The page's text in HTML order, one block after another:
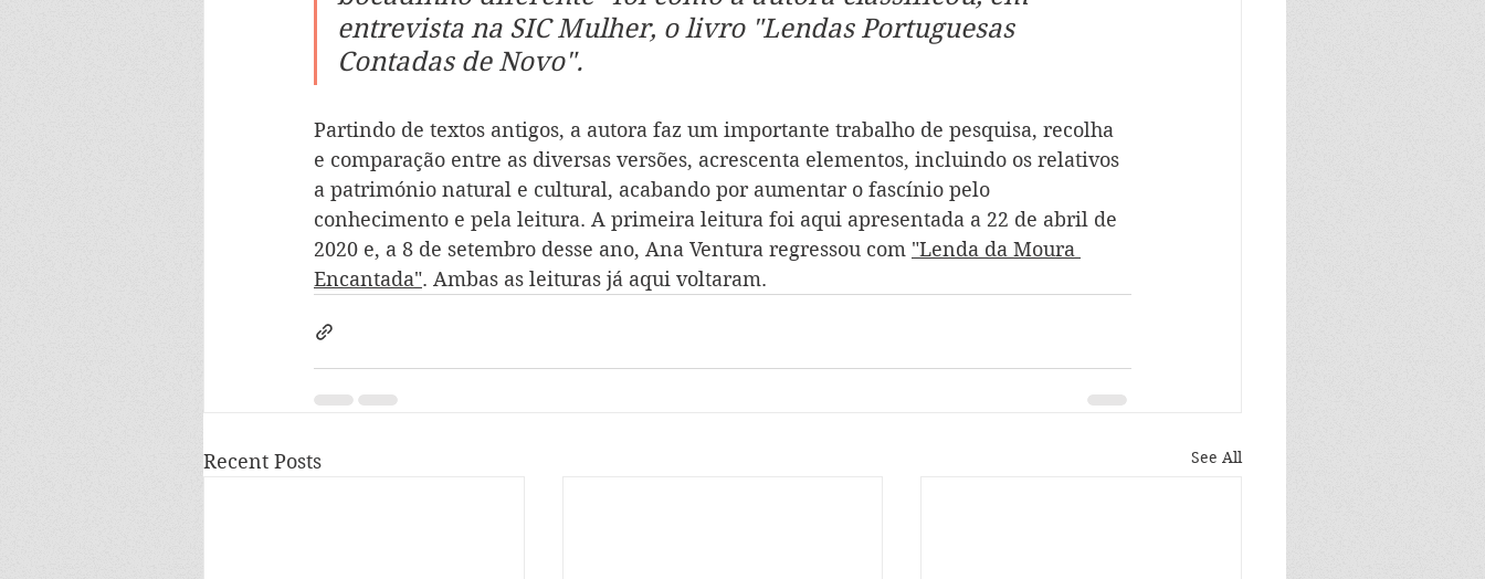
entrevista na SIC Mulher, o livro "Lendas Portuguesas
Contadas de Novo".
Partindo de textos antigos, a autora faz um importante trabalho de pesquisa, recolha
e comparação entre as diversas versões, acrescenta elementos, incluindo os relativos
a património natural e cultural, acabando por aumentar o fascínio pelo
conhecimento e pela leitura. A primeira leitura foi aqui apresentada a 22 de abril de
2020 e, a 8 de setembro desse ano, Ana Ventura regressou com "Lenda da Moura
Encantada". Ambas as leituras já aqui voltaram.
Recent Posts See All